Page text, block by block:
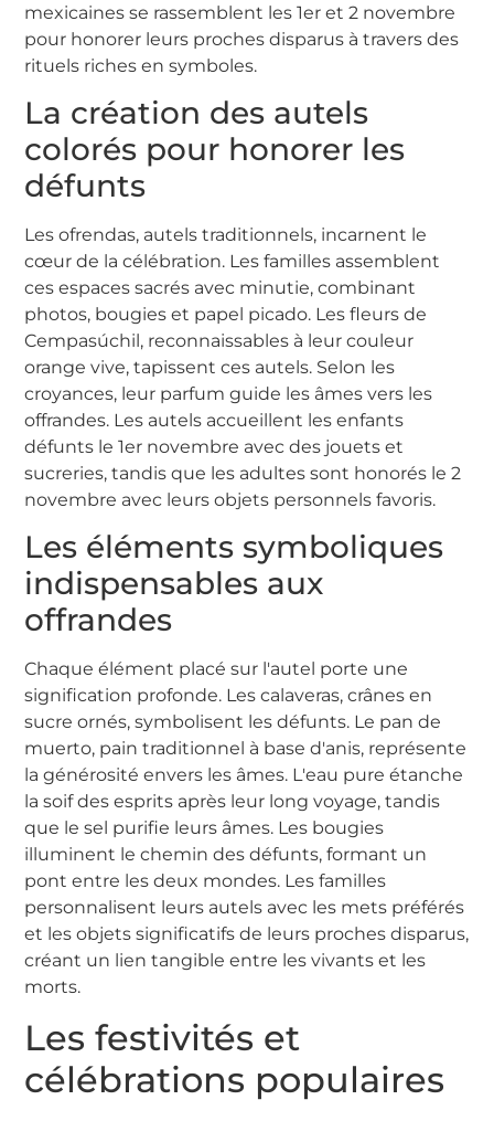
mexicaines se rassemblent les 1er et 2 novembre
pour honorer leurs proches disparus à travers des
rituels riches en symboles.
La création des autels
colorés pour honorer les
défunts
Les ofrendas, autels traditionnels, incarnent le
cœur de la célébration. Les familles assemblent
ces espaces sacrés avec minutie, combinant
photos, bougies et papel picado. Les fleurs de
Cempasúchil, reconnaissables à leur couleur
orange vive, tapissent ces autels. Selon les
croyances, leur parfum guide les âmes vers les
offrandes. Les autels accueillent les enfants
défunts le 1er novembre avec des jouets et
sucreries, tandis que les adultes sont honorés le 2
novembre avec leurs objets personnels favoris.
Les éléments symboliques
indispensables aux
offrandes
Chaque élément placé sur l'autel porte une
signification profonde. Les calaveras, crânes en
sucre ornés, symbolisent les défunts. Le pan de
muerto, pain traditionnel à base d'anis, représente
la générosité envers les âmes. L'eau pure étanche
la soif des esprits après leur long voyage, tandis
que le sel purifie leurs âmes. Les bougies
illuminent le chemin des défunts, formant un
pont entre les deux mondes. Les familles
personnalisent leurs autels avec les mets préférés
et les objets significatifs de leurs proches disparus,
créant un lien tangible entre les vivants et les
morts.
Les festivités et
célébrations populaires